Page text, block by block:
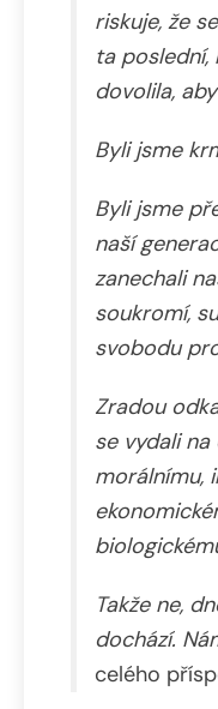
riskuje, že
ta
dovolila,
Byli jsme
Byli jsme
naší
zanechali
soukromí,
svobodu
Zradou
se vydali
morálnímu,
Takže ne,
dochází.
celého